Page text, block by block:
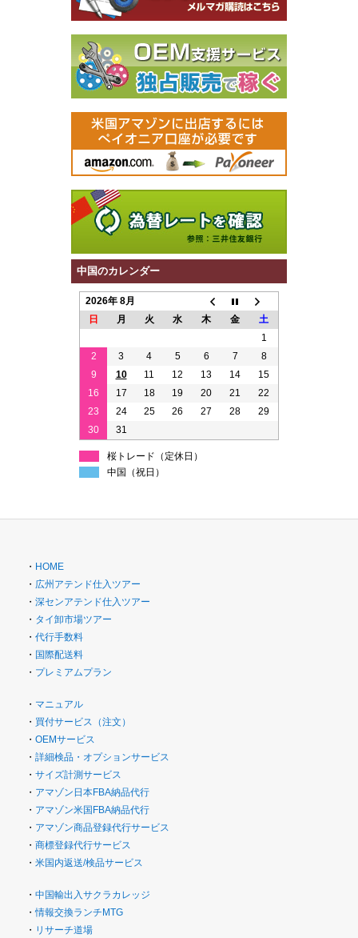
中国のカレンダー
2026年 8月
日
月 火 水 木 金
土
1
2
3 4 5 6 7
8
9
10 11 12 13 14
15
16
17 18 19 20 21
22
23
24 25 26 27 28
29
30
31
桜トレード（定休日）
中国（祝日）
・ HOME
・ 広州アテンド仕入ツアー
・ 深センアテンド仕入ツアー
・ タイ卸市場ツアー
・ 代行手数料
・ 国際配送料
・ プレミアムプラン
・ マニュアル
・ 買付サービス（注文）
・ OEMサービス
・ 詳細検品・オプションサービス
・ サイズ計測サービス
・ アマゾン日本FBA納品代行
・ アマゾン米国FBA納品代行
・ アマゾン商品登録代行サービス
・ 商標登録代行サービス
・ 米国内返送/検品サービス
・ 中国輸出入サクラカレッジ
・情報交換ランチMTG
・ リサーチ道場